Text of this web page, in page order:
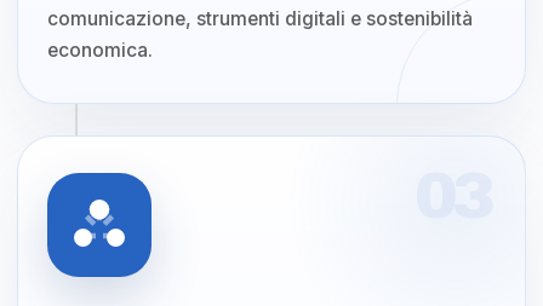
comunicazione, strumenti digitali e sostenibilità
economica.